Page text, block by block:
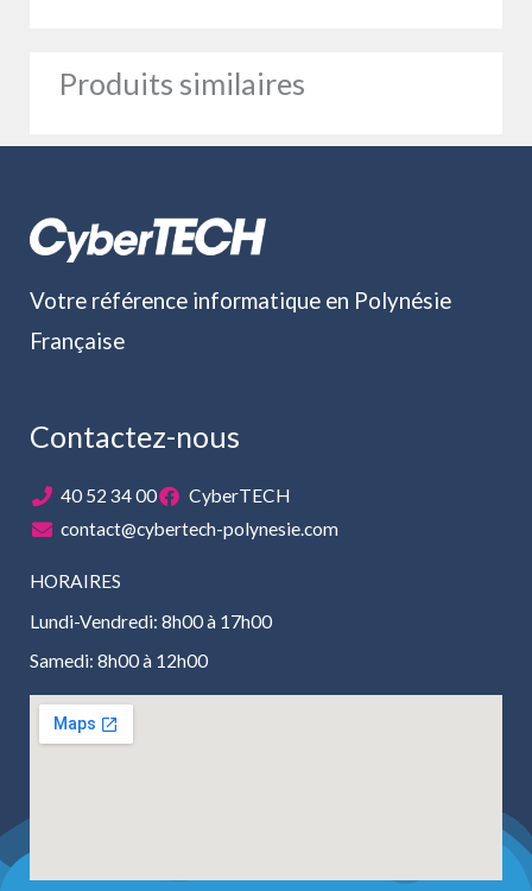
Produits similaires
Votre référence informatique en Polynésie
Française
Contactez-nous
40 52 34 00
CyberTECH
contact@cybertech-polynesie.com
HORAIRES
Lundi-Vendredi: 8h00 à 17h00
Samedi: 8h00 à 12h00